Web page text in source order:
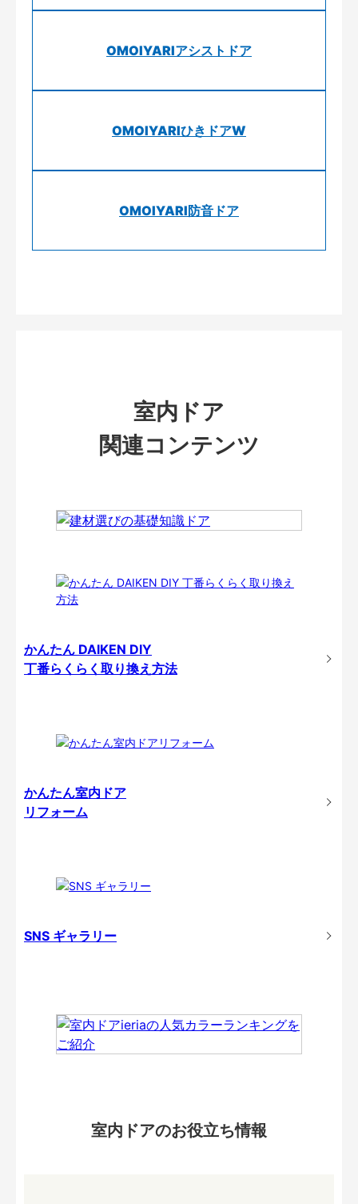
OMOIYARIアシストドア
OMOIYARIひきドアW
OMOIYARI防音ドア
室内ドア
関連コンテンツ
かんたん DAIKEN DIY
丁番らくらく取り換え方法
かんたん室内ドア
リフォーム
SNS ギャラリー
室内ドアのお役立ち情報